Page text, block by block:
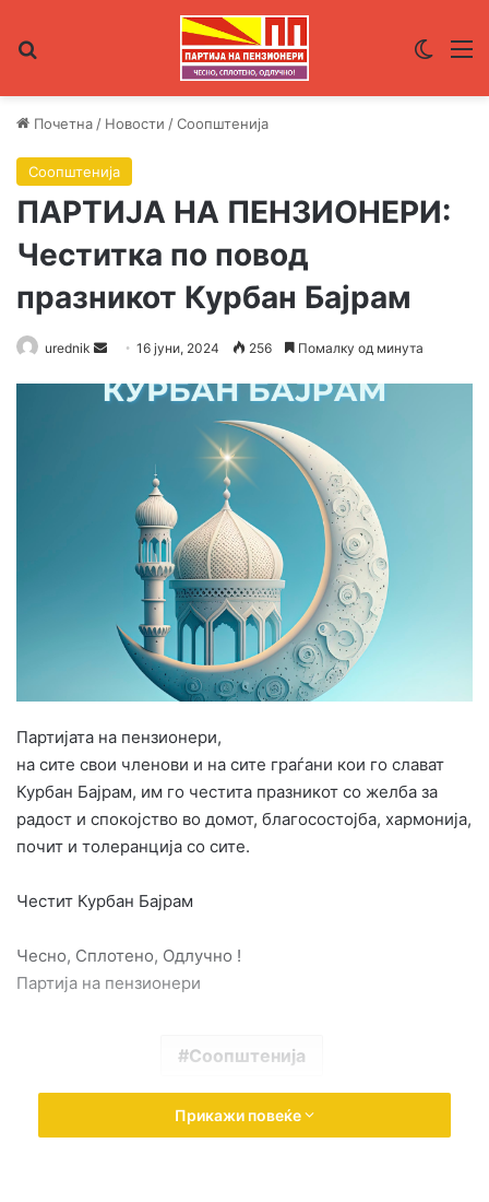
Почетна / Новости /Соопштенија
Соопштенија
ПАРТИЈА НА ПЕНЗИОНЕРИ:
Честитка по повод
празникот Курбан Бајрам
urednik
n
16 јуни, 2024 256 Помалку од минута
Партијата на пензионери,
на сите свои членови и на сите граѓани кои го слават
Курбан Бајрам, им го честита празникот со желба за
радост и спокојство во домот, благосостојба, хармонија,
почит и толеранција со сите.
Честит Курбан Бајрам
Чесно, Сплотено, Одлучно !
Партија на пензионери
Соопштенија
Прикажи повеќе